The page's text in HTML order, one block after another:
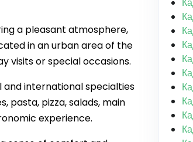
a pleasant atmosphere,
in an urban area of the
visits or special occasions.
international specialties
pasta, pizza, salads, main
experience.